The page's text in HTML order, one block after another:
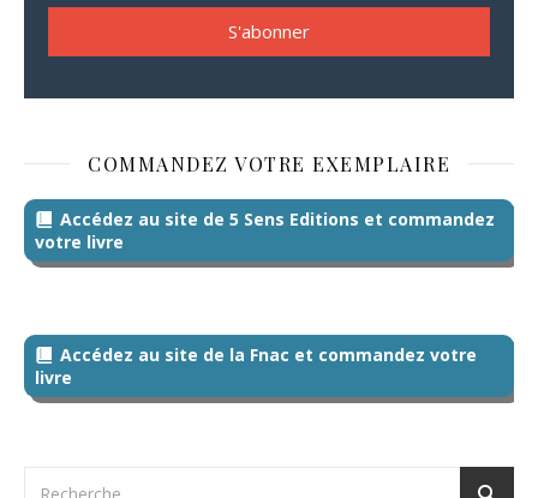
COMMANDEZ VOTRE EXEMPLAIRE
Accédez au site de 5 Sens Editions et commandez
votre livre
Accédez au site de la Fnac et commandez votre
livre